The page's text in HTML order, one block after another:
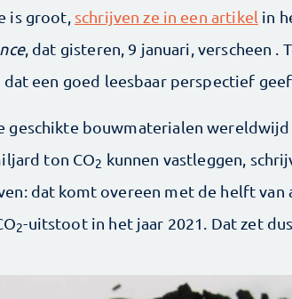
is groot, schrijven ze in een artikel in
, dat gisteren, 9 januari, verscheen .
, dat een goed leesbaar perspectief
geschikte bouwmaterialen
ton CO2 kunnen vastleggen,
dat komt overeen met de helft van
2-uitstoot in het jaar 2021. Dat zet